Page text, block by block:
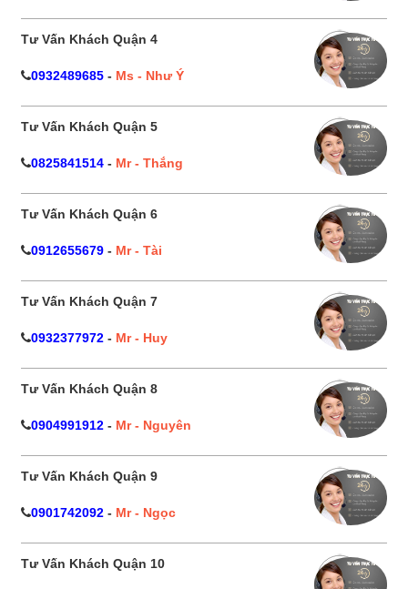
Tư Vấn Khách Quận 4
0932489685 - Ms - Như Ý
Tư Vấn Khách Quận 5
0825841514 - Mr - Thắng
Tư Vấn Khách Quận 6
0912655679 - Mr - Tài
Tư Vấn Khách Quận 7
0932377972 - Mr - Huy
Tư Vấn Khách Quận 8
0904991912 - Mr - Nguyên
Tư Vấn Khách Quận 9
0901742092 - Mr - Ngọc
Tư Vấn Khách Quận 10